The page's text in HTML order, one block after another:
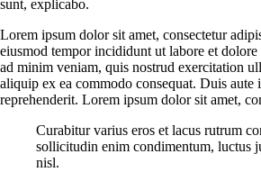
sunt, explicabo.
Lorem ipsum dolor sit amet, consectetur
eiusmod tempor incididunt ut labore et
ad minim veniam, quis nostrud exercitation
aliquip ex ea commodo consequat. Duis aute
reprehenderit. Lorem ipsum dolor sit amet,
Curabitur varius eros et lacus rutrum
sollicitudin enim condimentum, luctus
nisl.